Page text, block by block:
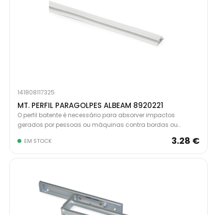
141808117325
MT. PERFIL PARAGOLPES ALBEAM 8920221
O perfil batente é necessário para absorver impactos
gerados por pessoas ou máquinas contra bordas ou
paredes.
EM STOCK 3.28 €